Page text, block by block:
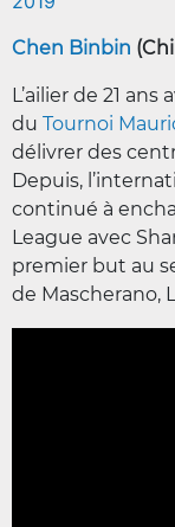
Chen Binbin
L’ailier de 21
du Tournoi
délivrer des
Depuis,
continué à
League avec
premier but au
de Mascherano,